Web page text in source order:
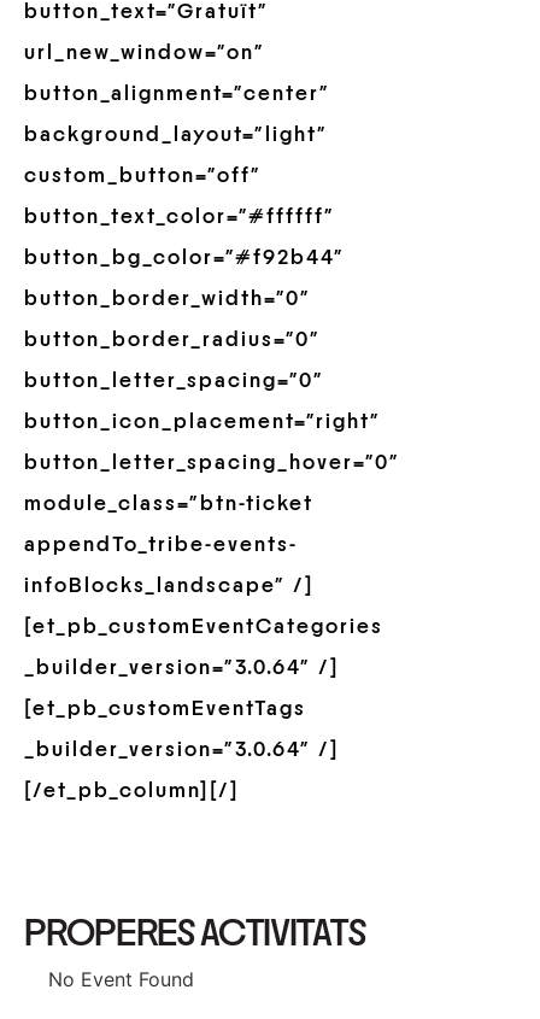
button_text=”Gratuït”
url_new_window=”on”
button_alignment=”center”
background_layout=”light”
custom_button=”off”
button_text_color=”#ffffff”
button_bg_color=”#f92b44″
button_border_width=”0″
button_border_radius=”0″
button_letter_spacing=”0″
button_icon_placement=”right”
button_letter_spacing_hover=”0″
module_class=”btn-ticket
appendTo_tribe-events-
infoBlocks_landscape” /]
[et_pb_customEventCategories
_builder_version=”3.0.64″ /]
[et_pb_customEventTags
_builder_version=”3.0.64″ /]
[/et_pb_column][/]
PROPERES ACTIVITATS
No Event Found